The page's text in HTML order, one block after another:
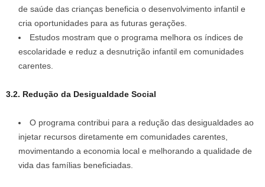
de saúde das crianças beneficia o desenvolvimento infantil e
cria oportunidades para as futuras gerações.
Estudos mostram que o programa melhora os índices de
escolaridade e reduz a desnutrição infantil em comunidades
carentes.
3.2. Redução da Desigualdade Social
O programa contribui para a redução das desigualdades ao
injetar recursos diretamente em comunidades carentes,
movimentando a economia local e melhorando a qualidade de
vida das famílias beneficiadas.